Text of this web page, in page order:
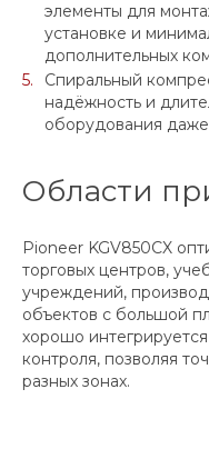
элементы для
установке и
дополнительных
Спиральный
надёжность и
оборудования
Области
Pioneer KGV850CX
торговых центров,
учреждений,
объектов с большой
хорошо
контроля, позволяя
разных зонах.